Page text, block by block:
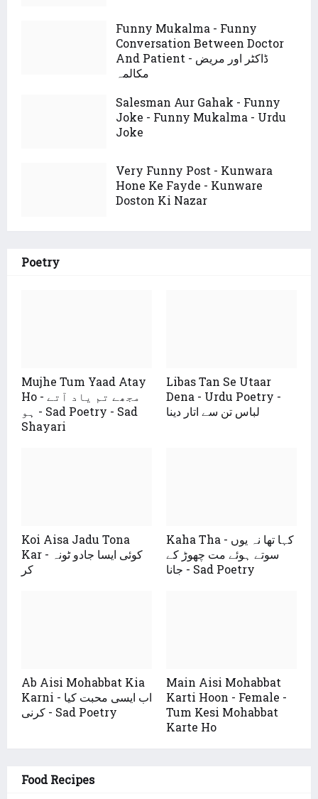
Funny Mukalma - Funny
Conversation Between Doctor
And Patient - ڈاکٹر اور مریض
مکالمہ
Salesman Aur Gahak - Funny
Joke - Funny Mukalma - Urdu
Joke
Very Funny Post - Kunwara
Hone Ke Fayde - Kunware
Doston Ki Nazar
Poetry
Mujhe Tum Yaad Atay
Ho - مجھے تم یاد آتے
ہو - Sad Poetry - Sad
Shayari
Libas Tan Se Utaar
Dena - Urdu Poetry -
لباس تن سے اتار دینا
Koi Aisa Jadu Tona
Kar - کوئی ایسا جادو ٹونہ
کر
Kaha Tha - کہا تھا نہ یوں
سوتے ہوئے مت چھوڑ کے
جانا - Sad Poetry
Ab Aisi Mohabbat Kia
Karni - اب ایسی محبت کیا
کرنی - Sad Poetry
Main Aisi Mohabbat
Karti Hoon - Female -
Tum Kesi Mohabbat
Karte Ho
Food Recipes